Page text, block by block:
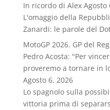
In ricordo di Alex Agosto
L'omaggio della
Zanardi: le parole del
MotoGP 2026. GP del
Pedro Acosta: "Per
proveremo a tornare in
Agosto 6, 2026
Lo spagnolo sulla
vittoria prima di